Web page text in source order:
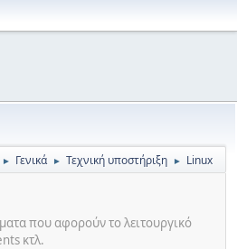
► Γενικά ► Τεχνική υποστήριξη ► Linux
που αφορούν το λειτουργικό
κτλ.